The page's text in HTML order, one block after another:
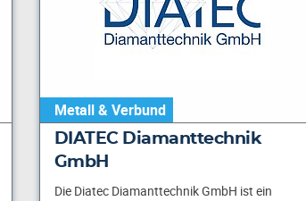
Metall & Verbund
DIATEC Diamanttechnik
GmbH
Die Diatec Diamanttechnik GmbH ist ein